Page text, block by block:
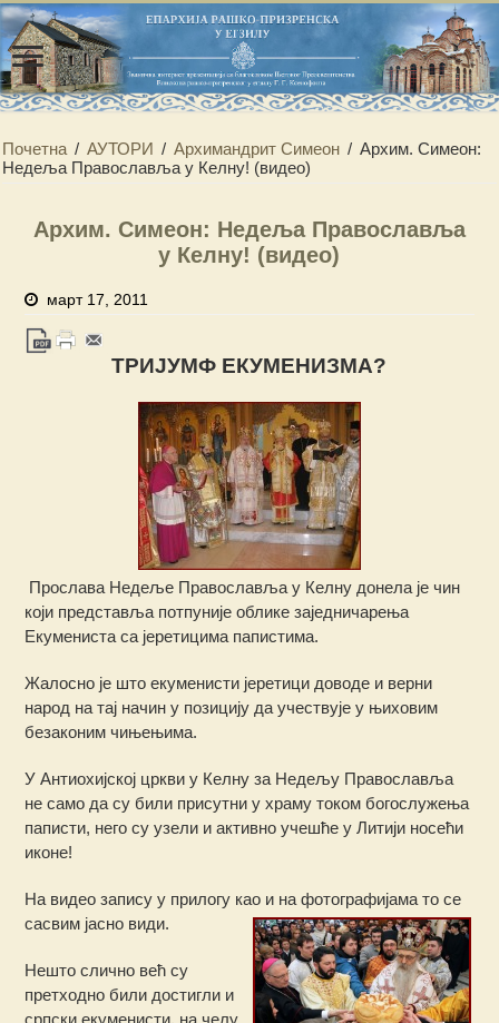
Почетна / АУТОРИ / Архимандрит Симеон / Архим. Симеон:
Недеља Православља у Келну! (видео)
Архим. Симеон: Недеља Православља
у Келну! (видео)
март 17, 2011
TРИЈУМФ ЕКУМЕНИЗМА?
Прослава Недеље Православља у Келну донела је чин
који представља потпуније облике заједничарења
Екумениста са јеретицима папистима.
Жалосно је што екуменисти јеретици доводе и верни
народ на тај начин у позицију да учествује у њиховим
безаконим чињењима.
У Антиохијској цркви у Келну за Недељу Православља
не само да су били присутни у храму током богослужења
паписти, него су узели и активно учешће у Литији носећи
иконе!
На видео запису у прилогу као и на фотографијама то се
сасвим јасно види.
Нешто слично већ су
претходно били достигли и